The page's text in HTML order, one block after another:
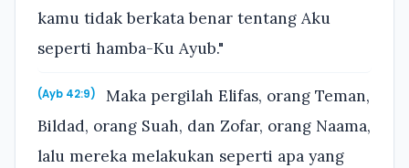
kamu tidak berkata benar tentang Aku
seperti hamba-Ku Ayub."
(Ayb 42:9)
Maka pergilah Elifas, orang Teman,
Bildad, orang Suah, dan Zofar, orang Naama,
lalu mereka melakukan seperti apa yang